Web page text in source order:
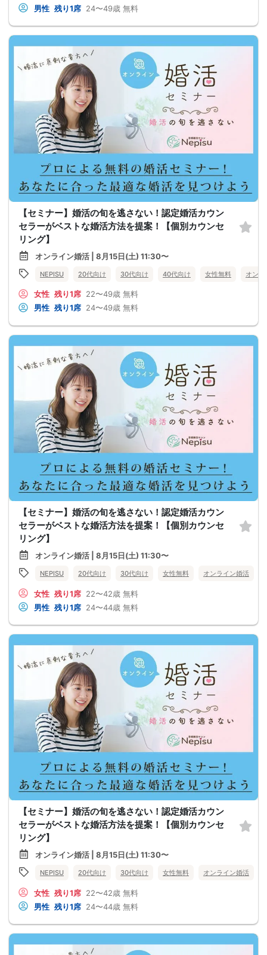
男性 残り1席 24〜49歳 無料
【セミナー】婚活の旬を逃さない！認定婚活カウン
セラーがベストな婚活方法を提案！【個別カウンセ
リング】
オンライン婚活 | 8月15日(土) 11:30〜
NEPISU 20代向け 30代向け 40代向け 女性無料 オン
女性 残り1席 22〜49歳 無料
男性 残り1席 24〜49歳 無料
【セミナー】婚活の旬を逃さない！認定婚活カウン
セラーがベストな婚活方法を提案！【個別カウンセ
リング】
オンライン婚活 | 8月15日(土) 11:30〜
NEPISU 20代向け 30代向け 女性無料 オンライン婚活
女性 残り1席 22〜42歳 無料
男性 残り1席 24〜44歳 無料
【セミナー】婚活の旬を逃さない！認定婚活カウン
セラーがベストな婚活方法を提案！【個別カウンセ
リング】
オンライン婚活 | 8月15日(土) 11:30〜
NEPISU 20代向け 30代向け 女性無料 オンライン婚活
女性 残り1席 22〜42歳 無料
男性 残り1席 24〜44歳 無料